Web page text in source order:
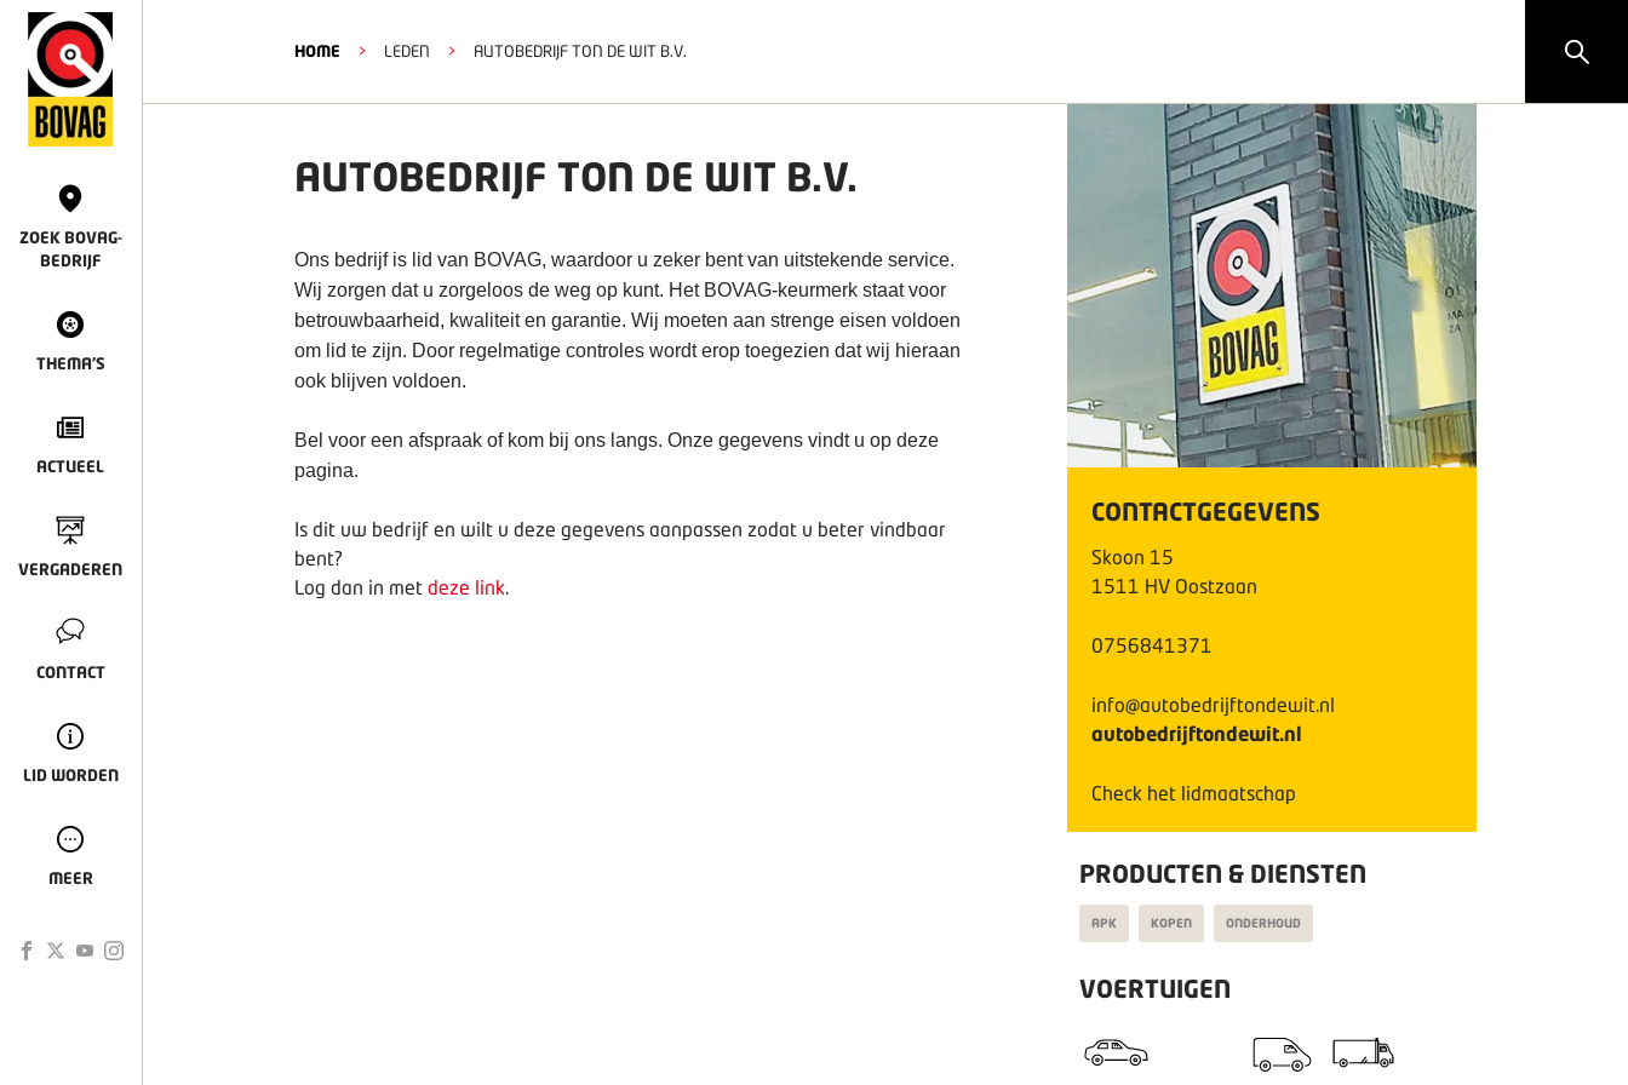
ZOEK BOVAG-
BEDRIJF
THEMA'S
ACTUEEL
VERGADEREN
CONTACT
LID WORDEN
MEER
HOME > LEDEN > AUTOBEDRIJF TON DE WIT B.V.
AUTOBEDRIJF TON DE WIT B.V.
Ons bedrijf is lid van BOVAG, waardoor u zeker bent van uitstekende service.
Wij zorgen dat u zorgeloos de weg op kunt. Het BOVAG-keurmerk staat voor
betrouwbaarheid, kwaliteit en garantie. Wij moeten aan strenge eisen voldoen
om lid te zijn. Door regelmatige controles wordt erop toegezien dat wij hieraan
ook blijven voldoen.
Bel voor een afspraak of kom bij ons langs. Onze gegevens vindt u op deze
pagina.
Is dit uw bedrijf en wilt u deze gegevens aanpassen zodat u beter vindbaar
bent?
Log dan in met deze link.
CONTACTGEGEVENS
Skoon 15
1511 HV Oostzaan
0756841371
info@autobedrijftondewit.nl
autobedrijftondewit.nl
Check het lidmaatschap
PRODUCTEN & DIENSTEN
APK KOPEN ONDERHOUD
VOERTUIGEN